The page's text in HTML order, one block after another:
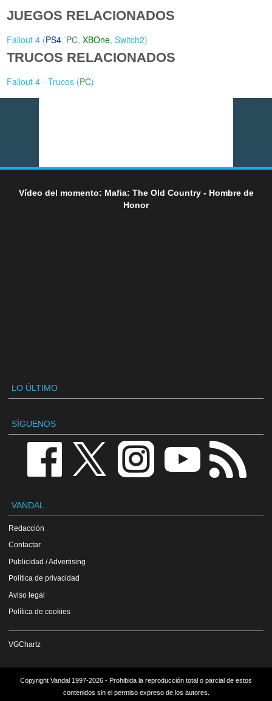
JUEGOS RELACIONADOS
Fallout 4 (PS4, PC,XBOne,Switch2)
TRUCOS RELACIONADOS
Fallout 4 - Trucos (PC)
Vídeo del momento: Mafia: The Old Country - Hombre de
Honor
LO ÚLTIMO
SÍGUENOS
VANDAL
Redacción
Contactar
Publicidad / Advertising
Política de privacidad
Aviso legal
Política de cookies
VGChartz
Copyright Vandal 1997-2026 - Prohibida la reproducción total o parcial de estos
contenidos sin el permiso expreso de los autores.